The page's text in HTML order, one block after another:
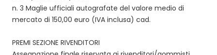
n. 3 Maglie ufficiali autografate del valore medio di
mercato di 150,00 euro (IVA inclusa) cad.
PREMI SEZIONE RIVENDITORI